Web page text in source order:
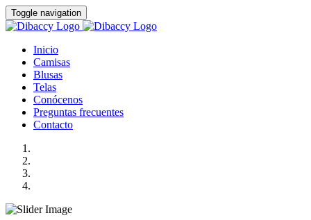
Toggle navigation
Inicio
Camisas
Blusas
Telas
Conócenos
Preguntas frecuentes
Contacto